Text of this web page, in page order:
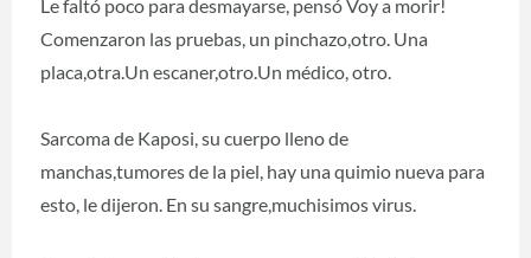
Le faltó poco para desmayarse, pensó Voy a morir!
Comenzaron las pruebas, un pinchazo,otro. Una
placa,otra.Un escaner,otro.Un médico, otro.
Sarcoma de Kaposi, su cuerpo lleno de
manchas,tumores de la piel, hay una quimio nueva para
esto, le dijeron. En su sangre,muchisimos virus.